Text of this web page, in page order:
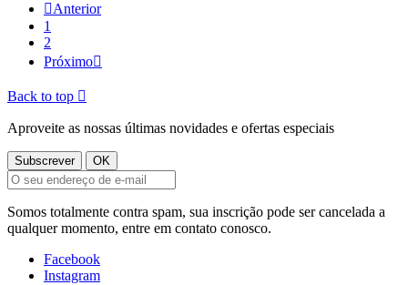
Anterior
1
2
Próximo
Back to top 
Aproveite as nossas últimas novidades e ofertas especiais
Somos totalmente contra spam, sua inscrição pode ser cancelada a
qualquer momento, entre em contato conosco.
Facebook
Instagram